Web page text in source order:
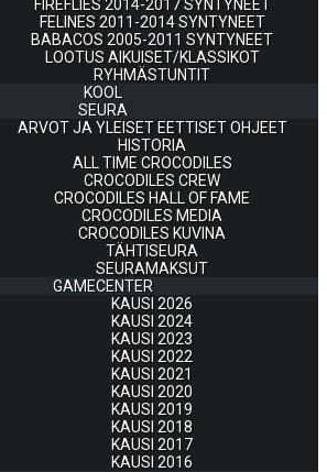
FIREFLIES 2014-2017 SYNTYNEET
FELINES 2011-2014 SYNTYNEET
BABACOS 2005-2011 SYNTYNEET
LOOTUS AIKUISET/KLASSIKOT
RYHMÄSTUNTIT
KOOL
SEURA
ARVOT JA YLEISET EETTISET OHJEET
HISTORIA
ALL TIME CROCODILES
CROCODILES CREW
CROCODILES HALL OF FAME
CROCODILES MEDIA
CROCODILES KUVINA
TÄHTISEURA
SEURAMAKSUT
GAMECENTER
KAUSI 2026
KAUSI 2024
KAUSI 2023
KAUSI 2022
KAUSI 2021
KAUSI 2020
KAUSI 2019
KAUSI 2018
KAUSI 2017
KAUSI 2016